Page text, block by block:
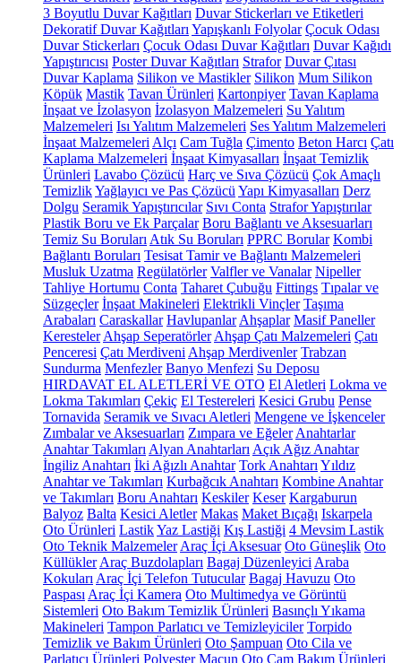
3 Boyutlu Duvar Kağıtları Duvar Stickerları ve Etiketleri
Dekoratif Duvar Kağıtları Yapışkanlı Folyolar Çocuk Odası
Duvar Stickerları Çocuk Odası Duvar Kağıtları Duvar Kağıdı
Yapıştırıcısı Poster Duvar Kağıtları Strafor Duvar Çıtası
Duvar Kaplama Silikon ve Mastikler Silikon Mum Silikon
Köpük Mastik Tavan Ürünleri Kartonpiyer Tavan Kaplama
İnşaat ve İzolasyon İzolasyon Malzemeleri Su Yalıtım
Malzemeleri Isı Yalıtım Malzemeleri Ses Yalıtım Malzemeleri
İnşaat Malzemeleri Alçı Cam Tuğla Çimento Beton Harcı Çatı
Kaplama Malzemeleri İnşaat Kimyasalları İnşaat Temizlik
Ürünleri Lavabo Çözücü Harç ve Sıva Çözücü Çok Amaçlı
TemizlikYağlayıcı ve Pas Çözücü Yapı Kimyasalları Derz
Dolgu Seramik Yapıştırıcılar Sıvı Conta Strafor Yapıştırılar
Plastik Boru ve Ek Parçalar Boru Bağlantı ve Aksesuarları
Temiz Su Boruları Atık Su Boruları PPRC Borular Kombi
Bağlantı Boruları Tesisat Tamir ve Bağlantı Malzemeleri
Musluk Uzatma Regülatörler Valfler ve Vanalar Nipeller
Tahliye Hortumu Conta Taharet Çubuğu Fittings Tıpalar ve
Süzgeçler İnşaat Makineleri Elektrikli Vinçler Taşıma
Arabaları Caraskallar Havlupanlar Ahşaplar Masif Paneller
Keresteler Ahşap Seperatörler Ahşap Çatı Malzemeleri Çatı
Penceresi Çatı Merdiveni Ahşap Merdivenler Trabzan
Sundurma Menfezler Banyo Menfezi Su Deposu
HIRDAVAT EL ALETLERİ VE OTO El Aletleri Lokma ve
Lokma Takımları Çekiç El Testereleri Kesici Grubu Pense
Tornavida Seramik ve Sıvacı Aletleri Mengene ve İşkenceler
Zımbalar ve Aksesuarları Zımpara ve Eğeler Anahtarlar
Anahtar Takımları Alyan Anahtarları Açık Ağız Anahtar
İngiliz Anahtarı İki Ağızlı Anahtar Tork Anahtarı Yıldız
Anahtar ve Takımları Kurbağcık Anahtarı Kombine Anahtar
ve Takımları Boru Anahtarı Keskiler Keser Kargaburun
Balyoz Balta Kesici Aletler Makas Maket Bıçağı Iskarpela
Oto Ürünleri LastikYaz Lastiği Kış Lastiği 4 Mevsim Lastik
Oto Teknik Malzemeler Araç İçi Aksesuar Oto Güneşlik Oto
Küllükler Araç Buzdolapları Bagaj Düzenleyici Araba
Kokuları Araç İçi Telefon Tutucular Bagaj Havuzu Oto
Paspası Araç İçi Kamera Oto Multimedya ve Görüntü
Sistemleri Oto Bakım Temizlik Ürünleri Basınçlı Yıkama
Makineleri Tampon Parlatıcı ve Temizleyiciler Torpido
Temizlik ve Bakım Ürünleri Oto Şampuan Oto Cila ve
Parlatıcı Ürünleri Polyester Macun Oto Cam Bakım Ürünleri